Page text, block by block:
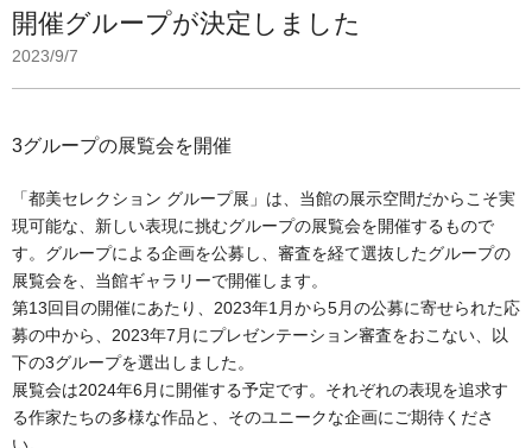
開催グループが決定しました
2023/9/7
3グループの展覧会を開催
「都美セレクション グループ展」は、当館の展示空間だからこそ実
現可能な、新しい表現に挑むグループの展覧会を開催するもので
す。グループによる企画を公募し、審査を経て選抜したグループの
展覧会を、当館ギャラリーで開催します。
第13回目の開催にあたり、2023年1月から5月の公募に寄せられた応
募の中から、2023年7月にプレゼンテーション審査をおこない、以
下の3グループを選出しました。
展覧会は2024年6月に開催する予定です。それぞれの表現を追求す
る作家たちの多様な作品と、そのユニークな企画にご期待くださ